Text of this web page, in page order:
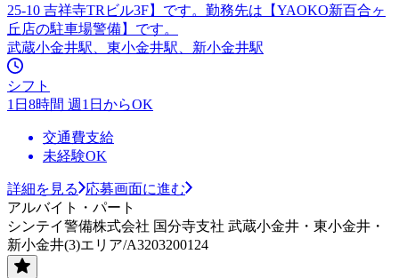
25-10 吉祥寺TRビル3F】です。勤務先は【YAOKO新百合ヶ
丘店の駐車場警備】です。
武蔵小金井駅、東小金井駅、新小金井駅
シフト
1日8時間 週1日からOK
交通費支給
未経験OK
詳細を見る
応募画面に進む
アルバイト・パート
シンテイ警備株式会社 国分寺支社 武蔵小金井・東小金井・
新小金井(3)エリア/A3203200124